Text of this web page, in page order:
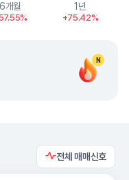
6개월 1년
+75.42%
N
전체 매매신호